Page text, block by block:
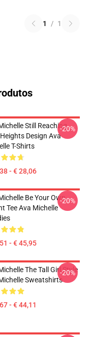
1 / 1
Still Reaching
Design Ava
T-Shirts
- € 28,06
-20%
Be Your Own
Tee Ava Michelle
- € 45,95
-20%
The Tall Girl Style
Sweatshirts
- € 44,11
-20%